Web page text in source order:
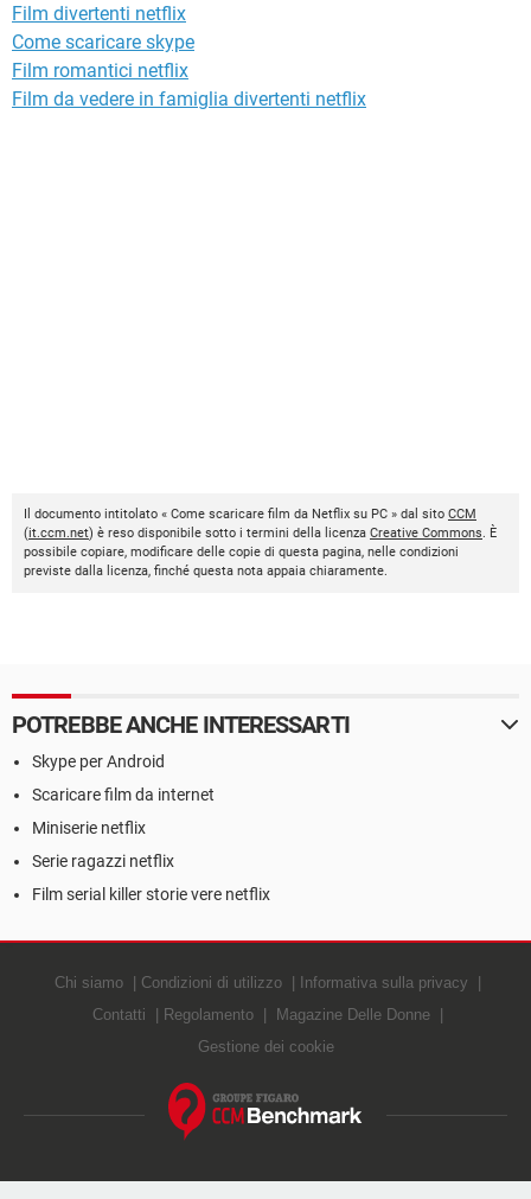
Film divertenti netflix
Come scaricare skype
Film romantici netflix
Film da vedere in famiglia divertenti netflix
Il documento intitolato « Come scaricare film da Netflix su PC » dal sito CCM
(it.ccm.net) è reso disponibile sotto i termini della licenza Creative Commons. È
possibile copiare, modificare delle copie di questa pagina, nelle condizioni
previste dalla licenza, finché questa nota appaia chiaramente.
POTREBBE ANCHE INTERESSARTI
Skype per Android
Scaricare film da internet
Miniserie netflix
Serie ragazzi netflix
Film serial killer storie vere netflix
Chi siamo Condizioni di utilizzo
Informativa sulla privacy
Contatti
Regolamento
Magazine Delle Donne
Gestione dei cookie